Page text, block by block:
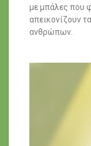
με μπάλες που
απεικονίζουν
ανθρώπων.